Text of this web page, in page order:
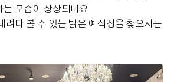
는 모습이 상상되네요
려다 볼 수 있는 밝은 예식장을 찾으시는